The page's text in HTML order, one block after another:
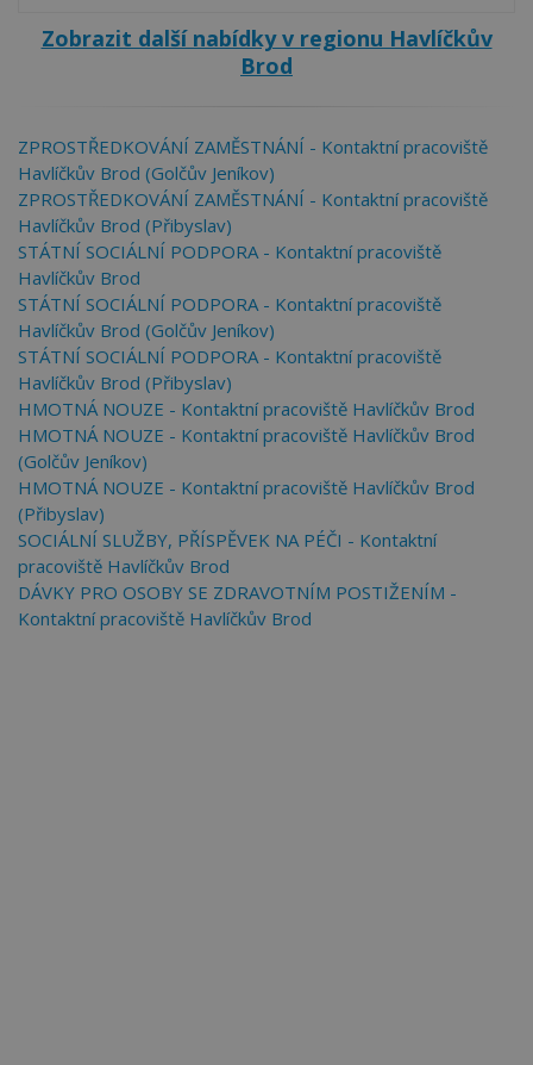
Zobrazit další nabídky v regionu Havlíčkův
Brod
ZPROSTŘEDKOVÁNÍ ZAMĚSTNÁNÍ - Kontaktní pracoviště
Havlíčkův Brod (Golčův Jeníkov)
ZPROSTŘEDKOVÁNÍ ZAMĚSTNÁNÍ - Kontaktní pracoviště
Havlíčkův Brod (Přibyslav)
STÁTNÍ SOCIÁLNÍ PODPORA - Kontaktní pracoviště
Havlíčkův Brod
STÁTNÍ SOCIÁLNÍ PODPORA - Kontaktní pracoviště
Havlíčkův Brod (Golčův Jeníkov)
STÁTNÍ SOCIÁLNÍ PODPORA - Kontaktní pracoviště
Havlíčkův Brod (Přibyslav)
HMOTNÁ NOUZE - Kontaktní pracoviště Havlíčkův Brod
HMOTNÁ NOUZE - Kontaktní pracoviště Havlíčkův Brod
(Golčův Jeníkov)
HMOTNÁ NOUZE - Kontaktní pracoviště Havlíčkův Brod
(Přibyslav)
SOCIÁLNÍ SLUŽBY, PŘÍSPĚVEK NA PÉČI - Kontaktní
pracoviště Havlíčkův Brod
DÁVKY PRO OSOBY SE ZDRAVOTNÍM POSTIŽENÍM -
Kontaktní pracoviště Havlíčkův Brod